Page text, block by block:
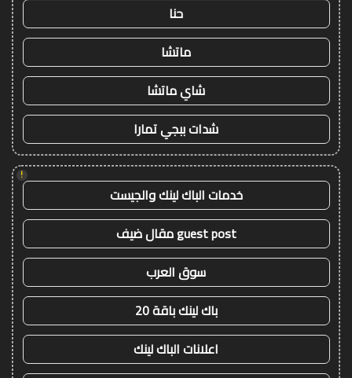
حنا
ماتشا
شاي ماتشا
شدات ببجي تمارا
!
خدمات الباك لينك والجيست
guest post مقال ضيف
سوق العرب
باك لينك باقة 20
اعلانات الباك لينك